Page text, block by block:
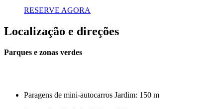
RESERVE AGORA
Localização e direções
Parques e zonas verdes
Paragens de mini-autocarros Jardim: 150 m